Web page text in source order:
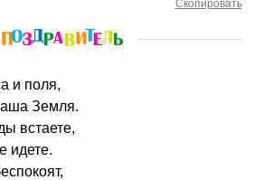
Скопировать
и поля,
Земля.
встаете,
идете.